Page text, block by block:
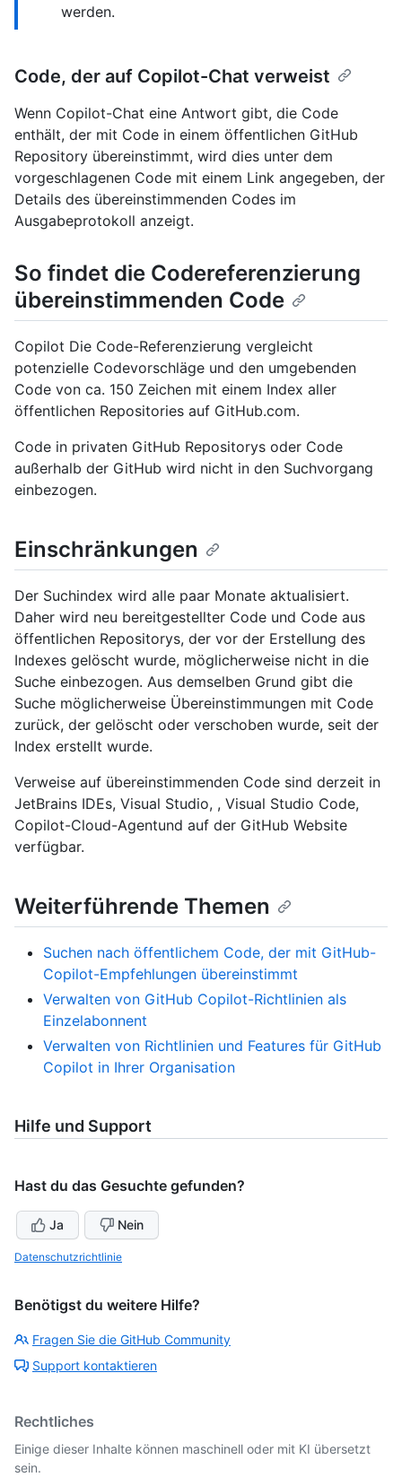
werden.
Code, der auf Copilot-Chat verweist
Wenn Copilot-Chat eine Antwort gibt, die Code
enthält, der mit Code in einem öffentlichen GitHub
Repository übereinstimmt, wird dies unter dem
vorgeschlagenen Code mit einem Link angegeben, der
Details des übereinstimmenden Codes im
Ausgabeprotokoll anzeigt.
So findet die Codereferenzierung
übereinstimmenden Code
Copilot Die Code-Referenzierung vergleicht
potenzielle Codevorschläge und den umgebenden
Code von ca. 150 Zeichen mit einem Index aller
öffentlichen Repositories auf GitHub.com.
Code in privaten GitHub Repositorys oder Code
außerhalb der GitHub wird nicht in den Suchvorgang
einbezogen.
Einschränkungen
Der Suchindex wird alle paar Monate aktualisiert.
Daher wird neu bereitgestellter Code und Code aus
öffentlichen Repositorys, der vor der Erstellung des
Indexes gelöscht wurde, möglicherweise nicht in die
Suche einbezogen. Aus demselben Grund gibt die
Suche möglicherweise Übereinstimmungen mit Code
zurück, der gelöscht oder verschoben wurde, seit der
Index erstellt wurde.
Verweise auf übereinstimmenden Code sind derzeit in
JetBrains IDEs, Visual Studio, , Visual Studio Code,
Copilot-Cloud-Agentund auf der GitHub Website
verfügbar.
Weiterführende Themen
Suchen nach öffentlichem Code, der mit GitHub-
Copilot-Empfehlungen übereinstimmt
Verwalten von GitHub Copilot-Richtlinien als
Einzelabonnent
Verwalten von Richtlinien und Features für GitHub
Copilot in Ihrer Organisation
Hilfe und Support
Hast du das Gesuchte gefunden?
Ja Nein
Datenschutzrichtlinie
Benötigst du weitere Hilfe?
Fragen Sie die GitHub Community
Support kontaktieren
Rechtliches
Einige dieser Inhalte können maschinell oder mit KI übersetzt
sein.